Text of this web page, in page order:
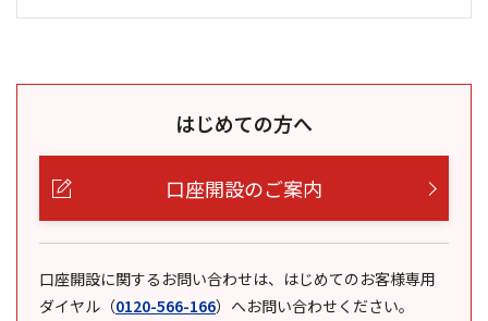
はじめての方へ
口座開設のご案内
口座開設に関するお問い合わせは、はじめてのお客様専用
ダイヤル （0120-566-166） へお問い合わせください。